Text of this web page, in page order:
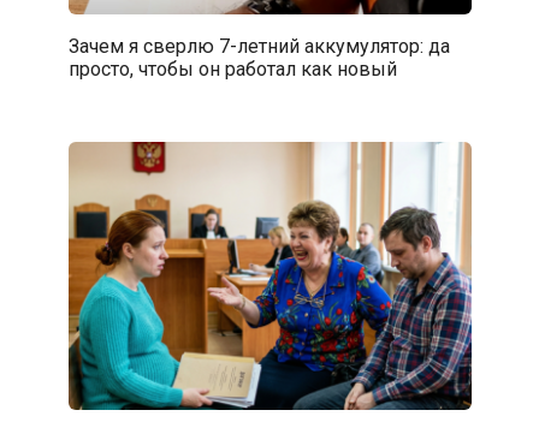
Зачем я сверлю 7-летний аккумулятор: да
просто, чтобы он работал как новый